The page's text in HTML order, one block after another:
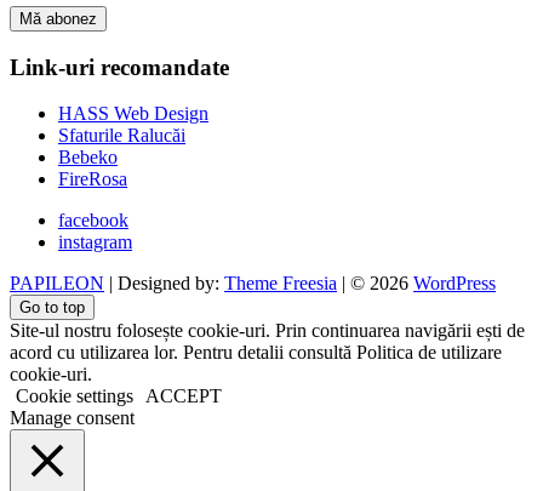
Link-uri recomandate
HASS Web Design
Sfaturile Ralucăi
Bebeko
FireRosa
facebook
instagram
PAPILEON | Designed by: Theme Freesia | © 2026 WordPress
Go to top
Site-ul nostru folosește cookie-uri. Prin continuarea navigării ești de
acord cu utilizarea lor. Pentru detalii consultă Politica de utilizare
cookie-uri.
Cookie settings
ACCEPT
Manage consent